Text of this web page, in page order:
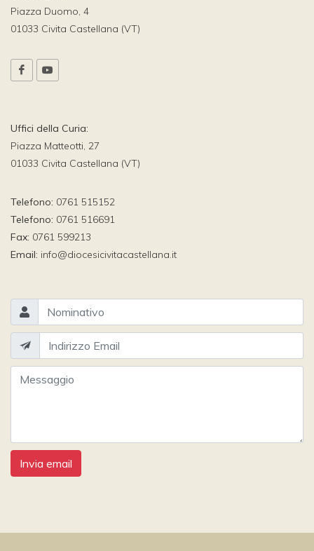
Piazza Duomo, 4
01033 Civita Castellana (VT)
Uffici della Curia:
Piazza Matteotti, 27
01033 Civita Castellana (VT)
Telefono: 0761 515152
Telefono: 0761 516691
Fax: 0761 599213
Email: info@diocesicivitacastellana.it
Invia email